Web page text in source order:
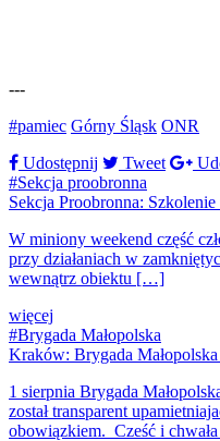
---
#pamiec Górny Śląsk ONR
Udostępnij
Tweet
#Sekcja proobronna
Sekcja Proobronna:
W miniony weekend część
przy działaniach w
wewnątrz obiektu […]
więcej
#Brygada Małopolska
Kraków: Brygada
1 sierpnia Brygada
został transparent
obowiązkiem. Cześć i